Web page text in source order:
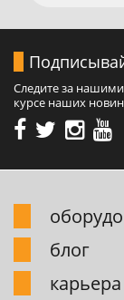
Следите за
курсе наших
блог
карьера